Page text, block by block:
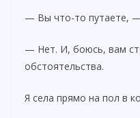
— Вы что-то путаете,
— Нет. И, боюсь, вам
обстоятельства.
Я села прямо на пол в